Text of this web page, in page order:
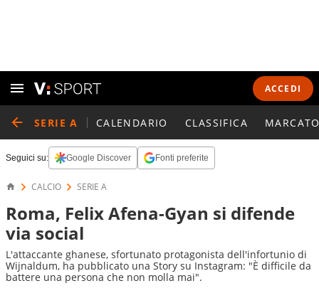
ACCEDI
SERIE A CALENDARIO CLASSIFICA
Seguici su: Google Discover Fonti preferite
CALCIO SERIE A
Roma, Felix Afena-Gyan si difende
via social
L'attaccante ghanese, sfortunato protagonista dell'infortunio di
Wijnaldum, ha pubblicato una Story su Instagram: "È difficile da
battere una persona che non molla mai".